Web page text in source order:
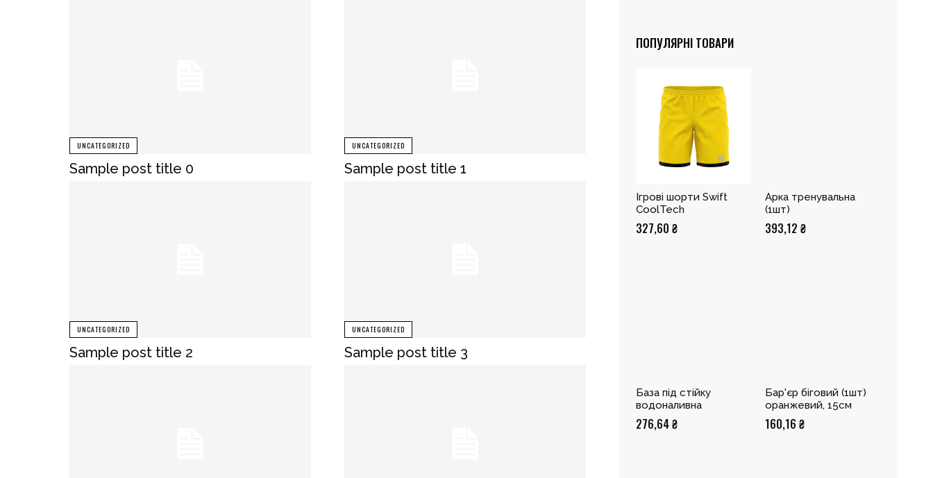
UNCATEGORIZED
Sample post title 0
UNCATEGORIZED
Sample post title 1
UNCATEGORIZED
Sample post title 2
UNCATEGORIZED
Sample post title 3
ПОПУЛЯРНІ ТОВАРИ
Ігрові шорти Swift
CoolTech
327,60 ₴
Арка тренувальна
(1шт)
393,12 ₴
База під стійку
водоналивна
276,64₴
Бар'єр біговий (1шт)
оранжевий, 15см
160,16 ₴